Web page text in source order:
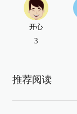
开心
3
推荐阅读